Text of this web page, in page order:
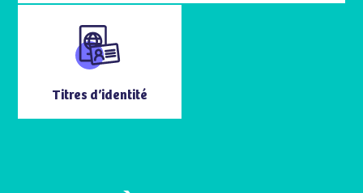
Titres d’identité